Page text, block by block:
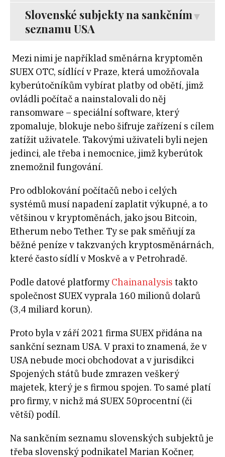
Slovenské subjekty na sankčním
seznamu USA
Mezi nimi je například směnárna kryptoměn
SUEX OTC, sídlící v Praze, která umožňovala
kyberútočníkům vybírat platby od obětí, jimž
ovládli počítač a nainstalovali do něj
ransomware – speciální software, který
zpomaluje, blokuje nebo šifruje zařízení s cílem
zatížit uživatele. Takovými uživateli byli nejen
jedinci, ale třeba i nemocnice, jimž kyberútok
znemožnil fungování.
Pro odblokování počítačů nebo i celých
systémů musí napadení zaplatit výkupné, a to
většinou v kryptoměnách, jako jsou Bitcoin,
Etherum nebo Tether. Ty se pak směňují za
běžné peníze v takzvaných kryptosměnárnách,
které často sídlí v Moskvě a v Petrohradě.
Podle datové platformy Chainanalysis takto
společnost SUEX vyprala 160 milionů dolarů
(3,4 miliard korun).
Proto byla v září 2021 firma SUEX přidána na
sankční seznam USA. V praxi to znamená, že v
USA nebude moci obchodovat a v jurisdikci
Spojených států bude zmrazen veškerý
majetek, který je s firmou spojen. To samé platí
pro firmy, v nichž má SUEX 50procentní (či
větší) podíl.
Na sankčním seznamu slovenských subjektů je
třeba slovenský podnikatel Marian Kočner,